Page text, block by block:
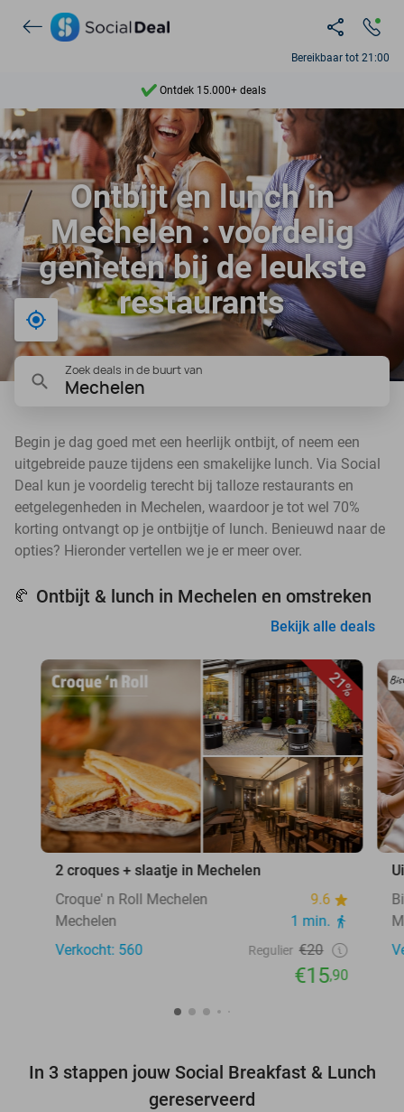
Bereikbaar tot 21:00
Ontdek 15.000+ deals
7 dagen per week beschikbaar
10+ miljoen leden
9,4
Ontdek 15.000+ deals
Ontbijt en lunch in
Mechelen : voordelig
genieten bij de leukste
restaurants
Bij mij in de buurt
Zoek deals in de buurt van
Mechelen
Begin je dag goed met een heerlijk ontbijt, of neem een
uitgebreide pauze tijdens een smakelijke lunch. Via Social
Deal kun je voordelig terecht bij talloze restaurants en
eetgelegenheden in Mechelen, waardoor je tot wel 70%
korting ontvangt op je ontbijtje of lunch. Benieuwd naar de
opties? Hieronder vertellen we je er meer over.
🥐 Ontbijt & lunch in Mechelen en omstreken
Bekijk alle deals
21%
2 croques + slaatje in Mechelen
Croque' n Roll Mechelen
9.6
Mechelen
1 min.
Verkocht: 560
Regulier €20
€15,90
In 3 stappen jouw Social Breakfast & Lunch
gereserveerd